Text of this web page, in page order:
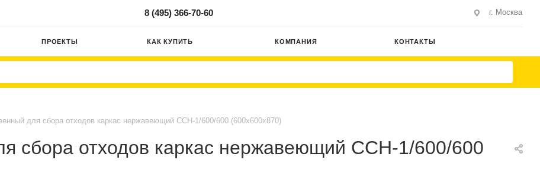
8 (495) 366-70-60 г. Москва
ПРОЕКТЫ КАК КУПИТЬ КОМПАНИЯ КОНТАКТЫ
для сбора отходов каркас нержавеющий ССН-1/600/600 (600х600х870)
сбора отходов каркас нержавеющий ССН-1/600/600